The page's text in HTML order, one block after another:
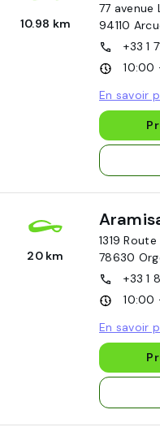
10.98 km
77 avenue
94110
+33 1
10:00
En savoir
20 km
1319
78630
+33 1
10:00
En savoir